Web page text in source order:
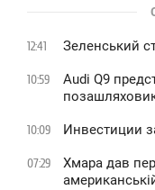
12:41 Зеленський
10:59
Audi Q9
10:09 Инвестиции
07:29
Хмара дав